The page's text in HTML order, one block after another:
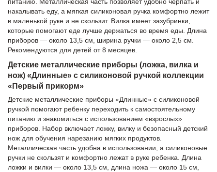
накалывать еду, а мягкая силиконовая ручка комфортно лежит
в маленькой руке и не скользит. Вилка имеет зазубринки,
которые помогают еде лучше держаться во время еды. Длина
приборов — около 13,5 см, ширина ручки — около 2,5 см.
Рекомендуются для детей от 8 месяцев.
Детские металлические приборы (ложка, вилка и
нож) «Длинные» с силиконовой ручкой коллекции
«Первый прикорм»
Детские металлические приборы «Длинные» с силиконовой
ручкой помогают ребенку переходить к самостоятельному
питанию и знакомиться с использованием «взрослых»
приборов. Набор включает ложку, вилку и безопасный детский
нож для обучения нарезанию мягких продуктов.
Металлическая часть удобна в использовании, а силиконовые
ручки не скользят и комфортно лежат в руке ребенка. Длина
ложки и вилки — около 13,5 см, длина ножа — около 15 см,